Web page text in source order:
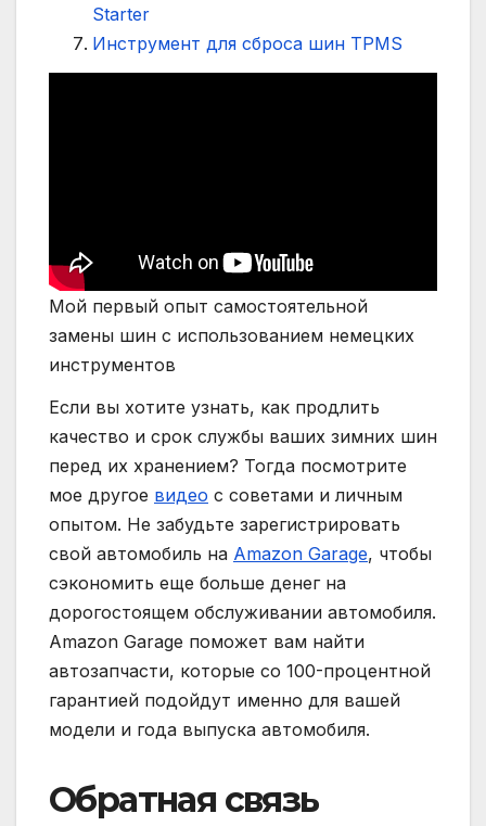
Starter
Инструмент для сброса шин TPMS
Мой первый опыт самостоятельной
замены шин с использованием немецких
инструментов
Если вы хотите узнать, как продлить
качество и срок службы ваших зимних шин
перед их хранением? Тогда посмотрите
мое другое видео с советами и личным
опытом. Не забудьте зарегистрировать
свой автомобиль на Amazon Garage, чтобы
сэкономить еще больше денег на
дорогостоящем обслуживании автомобиля.
Amazon Garage поможет вам найти
автозапчасти, которые со 100-процентной
гарантией подойдут именно для вашей
модели и года выпуска автомобиля.
Обратная связь